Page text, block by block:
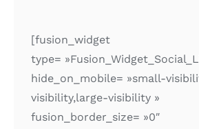
[fusion_widget
type=
hide_on_mobile= »small-
visibility,large-visibility »
fusion_border_size= »0″